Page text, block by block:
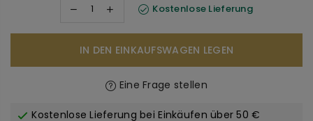
Kostenlose Lieferung
IN DEN EINKAUFSWAGEN LEGEN
Eine Frage stellen
Kostenlose Lieferung bei Einkäufen über 50 €